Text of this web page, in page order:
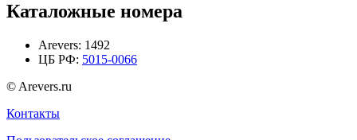
Каталожные номера
Arevers: 1492
ЦБ РФ: 5015-0066
© Arevers.ru
Контакты